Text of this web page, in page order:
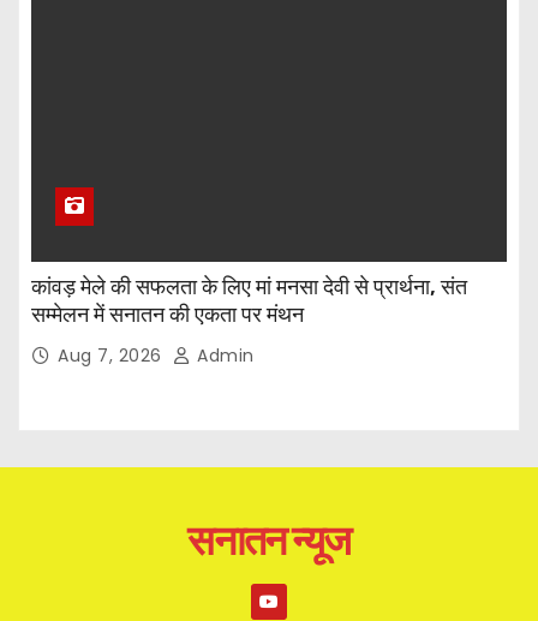
कांवड़ मेले की सफलता के लिए मां मनसा देवी से प्रार्थना, संत
सम्मेलन में सनातन की एकता पर मंथन
Aug 7, 2026 Admin
सनातन न्यूज